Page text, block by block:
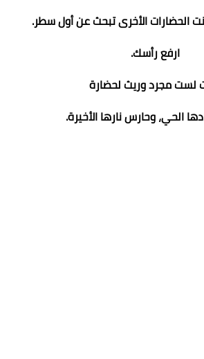
الحضارات الأخرى تبحث عن أول سطر.
ارفع رأسك.
لست مجرد وريث لحضارة
الحي، وحارس نارها الأخيرة.